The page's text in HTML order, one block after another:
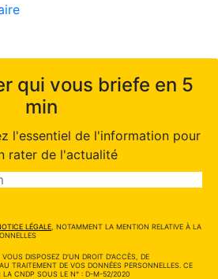
qui vous briefe en 5
min
l'essentiel de l'information pour
rater de l'actualité
LÉGALE , NOTAMMENT LA MENTION RELATIVE À LA
DISPOSEZ D'UN DROIT D'ACCÈS, DE
TRAITEMENT DE VOS DONNÉES PERSONNELLES. CE
LA CNDP SOUS LE N° : D-M-52/2020